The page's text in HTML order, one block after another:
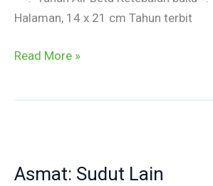
Halaman, 14 x 21 cm Tahun
Gunung
Kebenaran
Read More »
Asmat: Sudut Lain
Lain